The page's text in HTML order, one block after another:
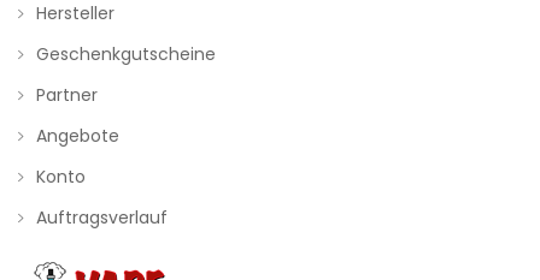
Hersteller
Geschenkgutscheine
Partner
Angebote
Konto
Auftragsverlauf